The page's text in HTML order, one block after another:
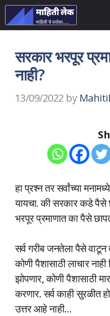
Skip
to
सरकार भरपूर
नाही?
13/09/2022 by
हा प्रश्न तर सर्वांच्या
यायचा. की सरकार कडे पैसे
भरपूर प्रमाणात का पैसे
सर्व गरीब जनतेला पैसे वाटून
कोणी पैशासाठी लाचार
झोपणार, कोणी पैशासाठी
करणार. सर्व काही सुरळीत
उत्तर आहे नाही…